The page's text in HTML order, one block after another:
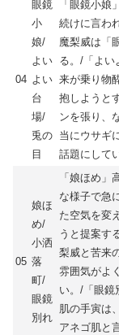
04
眼鏡
小
娘/
よい
よい
台
場/
兎の
目
「眼鏡小
続けに言わ
魔梨威は「
る。/「よい
来が乗り物
抱しようと
ンを張り、
当にウサギ
話題にして
05
娘ほ
め/
小洒
落
町/
眼鏡
別れ
「娘ほめ
な様子で急
た空気を変
うと提案す
梨威と苦来
雰囲気がよ
い。/「眼鏡
肌の手寅は
アネゴ肌と